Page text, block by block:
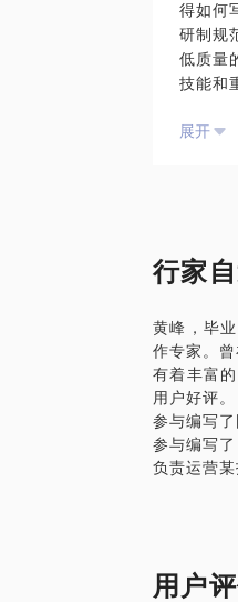
得如何
研制规
低质量
技能和
途的感
那么
对十几
仅能提
若您想
通过文
一份惊
展开
行家
黄峰，毕
作专家。
有着丰富
用户好评。
参与编写
参与编写
负责运营
用户